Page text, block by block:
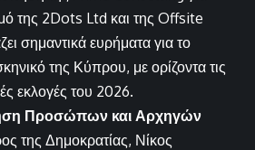
της 2Dots Ltd και της Offsite
σημαντικά ευρήματα για το
της Κύπρου, με ορίζοντα τις
εκλογές του 2026.
Προσώπων και Αρχηγών
της Δημοκρατίας, Νίκος